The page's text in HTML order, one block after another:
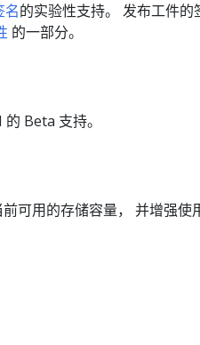
名的实验性支持。 发布工件的
的一部分。
Beta 支持。
前可用的存储容量， 并增强使